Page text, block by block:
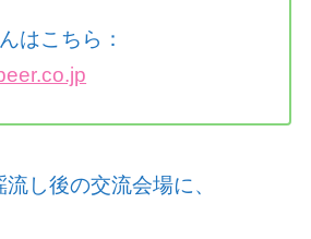
はこちら：
し後の交流会場に、